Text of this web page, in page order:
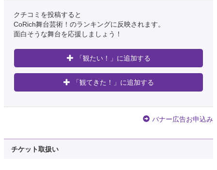
クチコミを投稿すると
CoRich舞台芸術！のランキングに反映されます。
面白そうな舞台を応援しましょう！
「観たい！」に追加する
「観てきた！」に追加する
バナー広告お申込み
チケット取扱い